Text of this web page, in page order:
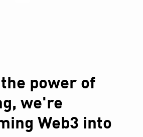
power of
we're
Web3 into